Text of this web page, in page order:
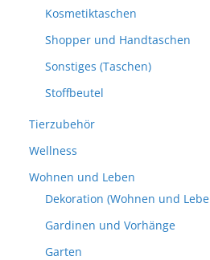
Kosmetiktaschen
Shopper und Handtaschen
Sonstiges (Taschen)
Stoffbeutel
Tierzubehör
Wellness
Wohnen und Leben
Dekoration (Wohnen und
Gardinen und Vorhänge
Garten